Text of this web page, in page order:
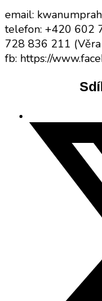
email:
telefon: +420 602
728 836 211
fb: https://